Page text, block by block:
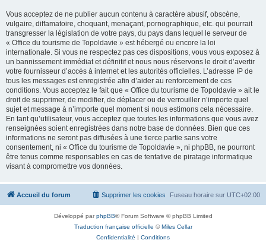
Vous acceptez de ne publier aucun contenu à caractère abusif, obscène,
vulgaire, diffamatoire, choquant, menaçant, pornographique, etc. qui pourrait
transgresser la législation de votre pays, du pays dans lequel le serveur de
« Office du tourisme de Topoldavie » est hébergé ou encore la loi
internationale. Si vous ne respectez pas ces dispositions, vous vous exposez à
un bannissement immédiat et définitif et nous nous réservons le droit d’avertir
votre fournisseur d’accès à internet et les autorités officielles. L’adresse IP de
tous les messages est enregistrée afin d’aider au renforcement de ces
conditions. Vous acceptez le fait que « Office du tourisme de Topoldavie » ait le
droit de supprimer, de modifier, de déplacer ou de verrouiller n’importe quel
sujet et message à n’importe quel moment si nous estimons cela nécessaire.
En tant qu’utilisateur, vous acceptez que toutes les informations que vous avez
renseignées soient enregistrées dans notre base de données. Bien que ces
informations ne seront pas diffusées à une tierce partie sans votre
consentement, ni « Office du tourisme de Topoldavie », ni phpBB, ne pourront
être tenus comme responsables en cas de tentative de piratage informatique
visant à compromettre vos données.
Accueil du forum Fuseau horaire sur UTC+02:00
Supprimer les cookies
Développé parphpBB® Forum Software © phpBB Limited
Traduction française officielle ©Miles Cellar
Confidentialité | Conditions